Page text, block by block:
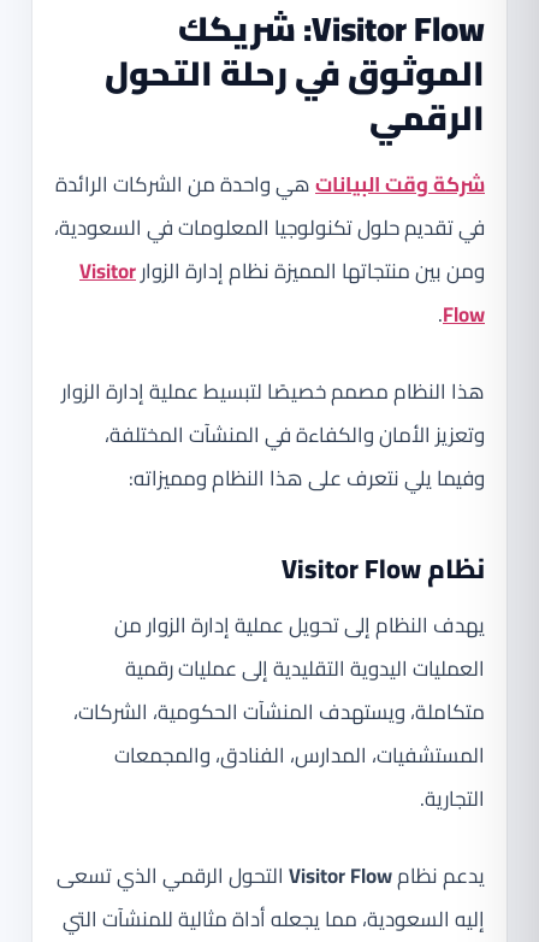
Visitor Flow: شريكك
الموثوق في رحلة التحول
الرقمي
شركة وقت البياناتهي واحدة من الشركات الرائدة
في تقديم حلول تكنولوجيا المعلومات في السعودية،
ومن بين منتجاتها المميزة نظام إدارة الزوارVisitor
Flow
.
هذا النظام مصمم خصيصًا لتبسيط عملية إدارة الزوار
وتعزيز الأمان والكفاءة في المنشآت المختلفة،
وفيما يلي نتعرف على هذا النظام ومميزاته:
نظام Visitor Flow
يهدف النظام إلى تحويل عملية إدارة الزوار من
العمليات اليدوية التقليدية إلى عمليات رقمية
متكاملة، ويستهدف المنشآت الحكومية، الشركات،
المستشفيات، المدارس، الفنادق، والمجمعات
التجارية.
يدعم نظامVisitor Flowالتحول الرقمي الذي تسعى
إليه السعودية، مما يجعله أداة مثالية للمنشآت التي